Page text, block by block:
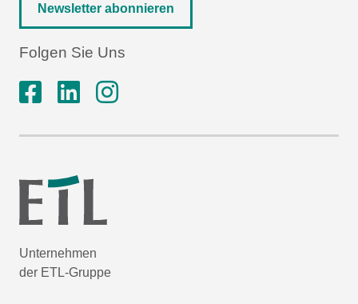
Newsletter abonnieren
Folgen Sie Uns
Unternehmen
der ETL-Gruppe